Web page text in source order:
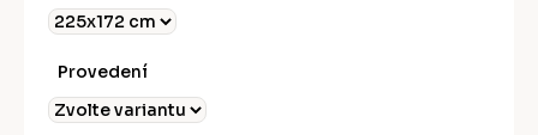
Provedení